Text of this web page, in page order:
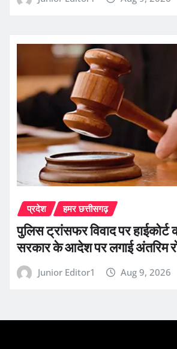
प्रदेश हमर छत्तीसगढ़
पुलिस ट्रांसफर विवाद पर
सरकार के आदेश पर लगाई अंतरिम
Junior Editor1 Aug 9, 2026